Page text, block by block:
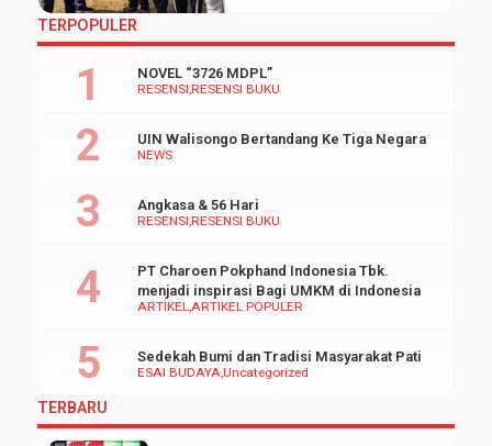
terdiri dari delapan fakultas.
kampus 3 UIN Walisongo
sangat monumental untuk masa
TERPOPULER
RESENSI RESENSI BUKU
NOVEL “3726 MDPL”
NEWS
UIN Walisongo Bertandang Ke Tiga Negara
RESENSI RESENSI BUKU
Angkasa & 56 Hari
ARTIKELARTIKEL POPULER
PT Charoen Pokphand Indonesia Tbk.
menjadi inspirasi Bagi UMKM di Indonesia
ESAI BUDAYAUncategorized
Sedekah Bumi dan Tradisi Masyarakat Pati
TERBARU